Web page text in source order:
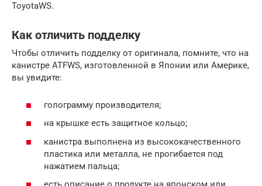
ToyotaWS.
Как отличить подделку
Чтобы отличить подделку от оригинала, помните, что на
канистре ATFWS, изготовленной в Японии или Америке,
вы увидите:
голограмму производителя;
на крышке есть защитное кольцо;
канистра выполнена из высококачественного
пластика или металла, не прогибается под
нажатием пальца;